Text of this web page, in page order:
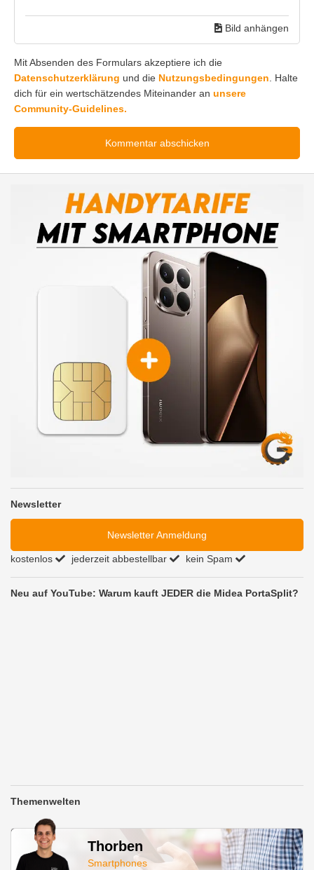
Bild anhängen
Mit Absenden des Formulars akzeptiere ich die
Datenschutzerklärung und die Nutzungsbedingungen. Halte
dich für ein wertschätzendes Miteinander an unsere
Community-Guidelines.
Newsletter
Newsletter Anmeldung
kostenlos jederzeit abbestellbar kein Spam
Neu auf YouTube: Warum kauft JEDER die Midea PortaSplit?
Themenwelten
Thorben
Smartphones